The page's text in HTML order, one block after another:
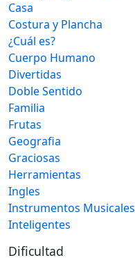
Casa
Costura y Plancha
¿Cuál es?
Cuerpo Humano
Divertidas
Doble Sentido
Familia
Frutas
Geografia
Graciosas
Herramientas
Ingles
Instrumentos Musicales
Inteligentes
Dificultad